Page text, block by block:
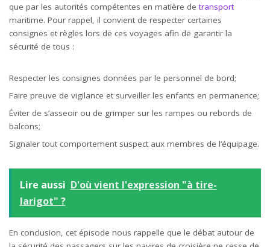
que par les autorités compétentes en matière de transport
maritime. Pour rappel, il convient de respecter certaines
consignes et règles lors de ces voyages afin de garantir la
sécurité de tous :
Respecter les consignes données par le personnel de bord;
Faire preuve de vigilance et surveiller les enfants en permanence;
Éviter de s’asseoir ou de grimper sur les rampes ou rebords de
balcons;
Signaler tout comportement suspect aux membres de l’équipage.
Lire aussi D'où vient l'expression "à tire-
larigot" ?
En conclusion, cet épisode nous rappelle que le débat autour de